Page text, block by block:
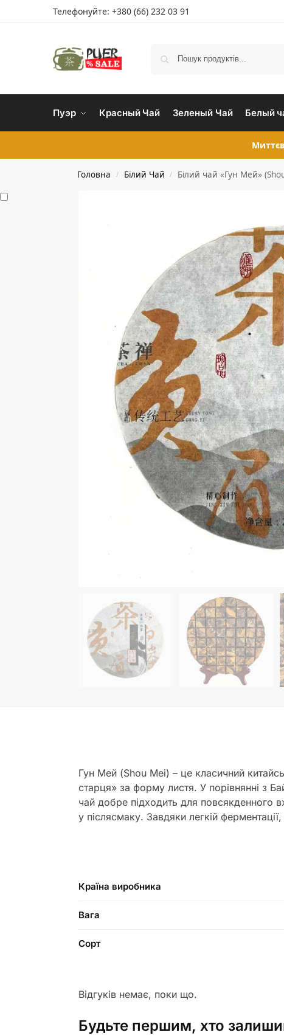
Телефонуйте: +380 (66) 232 03 91
Пуэр Красный Чай Зеленый Чай Белый
Головна / Білий Чай / Білий чай «Гун Мей»
Гун Мей (Shou Mei) – це класичний
старця» за форму листя. У порівнянні з
чай добре підходить для повсякденного
у післясмаку. Завдяки легкій
Країна виробника
Вага
Сорт
Відгуків немає, поки що.
Будьте першим, хто